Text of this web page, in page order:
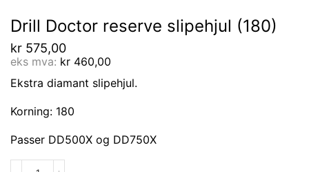
Drill Doctor reserve slipehjul (180)
kr 575,00
eks mva: kr 460,00
Ekstra diamant slipehjul.
Korning: 180
Passer DD500X og DD750X